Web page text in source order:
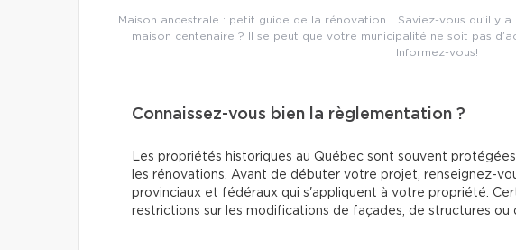
Maison ancestrale : petit guide de la rénovation… Saviez-vous qu’il y
maison centenaire ? Il se peut que votre municipalité ne soit pas
Informez-vous!
Connaissez-vous bien la règlementation ?
Les propriétés historiques au Québec sont souvent
les rénovations. Avant de débuter votre projet, renseignez-
provinciaux et fédéraux qui s'appliquent à votre propriété.
restrictions sur les modifications de façades, de structures ou